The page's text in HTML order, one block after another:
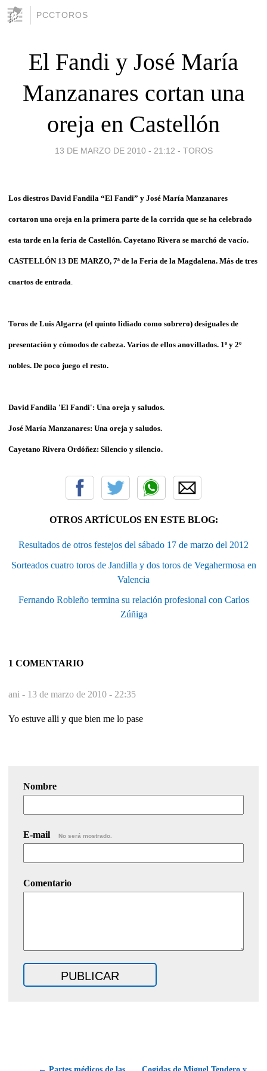
PCCTOROS
El Fandi y José María
Manzanares cortan una
oreja en Castellón
13 DE MARZO DE 2010 - 21:12 - TOROS
Los diestros David Fandila “El Fandi” y José María Manzanares
cortaron una oreja en la primera parte de la corrida que se ha celebrado
esta tarde en la feria de Castellón. Cayetano Rivera se marchó de vacío.
CASTELLÓN 13 DE MARZO, 7ª de la Feria de la Magdalena. Más de tres
cuartos de entrada
Toros de Luis Algarra (el quinto lidiado como sobrero) desiguales de
presentación y cómodos de cabeza. Varios de ellos anovillados. 1º y 2º
nobles. De poco juego el resto.
David Fandila 'El Fandi': Una oreja y saludos.
José María Manzanares: Una oreja y saludos.
Cayetano Rivera Ordóñez: Silencio y silencio.
OTROS ARTÍCULOS EN ESTE BLOG:
Resultados de otros festejos del sábado 17 de marzo del 2012
Sorteados cuatro toros de Jandilla y dos toros de Vegahermosa en
Valencia
Fernando Robleño termina su relación profesional con Carlos
Zúñiga
1 COMENTARIO
ani - 13 de marzo de 2010 - 22:35
Yo estuve alli y que bien me lo pase
Nombre
E-mail No será mostrado.
Comentario